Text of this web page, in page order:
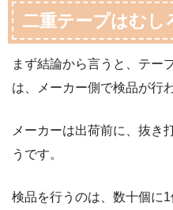
二重テープはむし
まず結論から言うと、テー
は、メーカー側で検品が行
メーカーは出荷前に、抜き
うです。
検品を行うのは、数十個に